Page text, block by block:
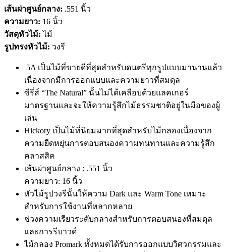
เส้นผ่าศูนย์กลาง: .551 นิ้ว
ความยาว: 16 นิ้ว
วัสดุหัวไม้: ไม้
รูปทรงหัวไม้: วงรี
5A เป็นไม้ที่ขายดีที่สุดสำหรับดนตรีทุกรูปแบบมานานแล้ว
เนื่องจากมีการออกแบบและความยาวที่สมดุล
ซีรี่ส์ “The Natural” นั้นไม่ได้เคลือบด้วยแลคเกอร์
มาตรฐานและจะให้ความรู้สึกไม้ธรรมชาติอยู่ในมือของผู้
เล่น
Hickory เป็นไม้ที่นิยมมากที่สุดสำหรับไม้กลองเนื่องจาก
ความยืดหยุ่นการตอบสนองความทนทานและความรู้สึก
คลาสสิค
เส้นผ่าศูนย์กลาง : .551 นิ้ว
ความยาว: 16 นิ้ว
หัวไม้รูปวงรีนั้นให้ความ Dark และ Warm Tone เหมาะ
สำหรับการใช้งานที่หลากหลาย
ช่วงความเรียวระดับกลางสำหรับการตอบสนองที่สมดุล
และการรีบาวด์
ไม้กลอง Promark ทั้งหมดได้รับการออกแบบวิศวกรรมและ